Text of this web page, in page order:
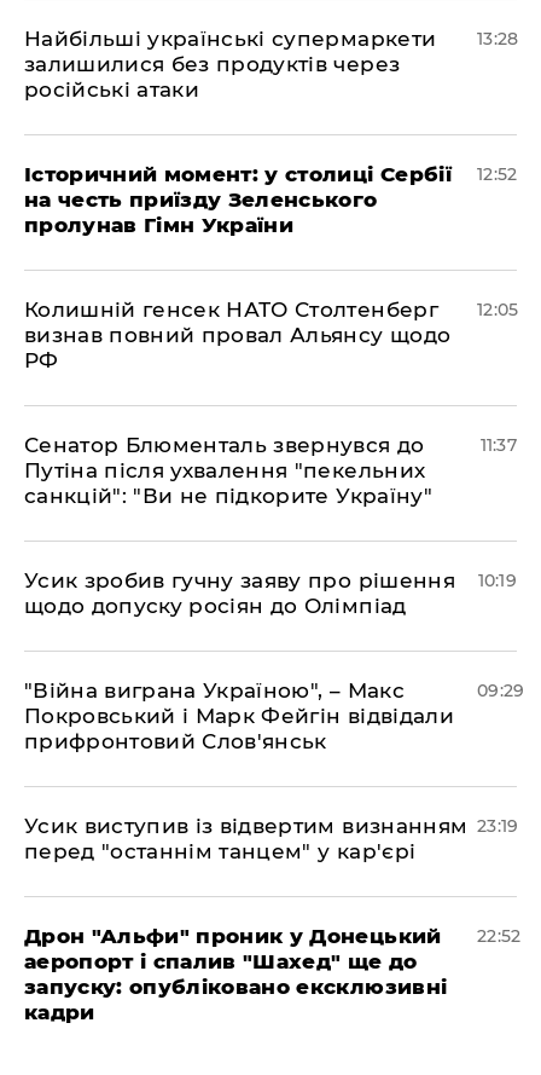
Найбільші українські супермаркети
залишилися без продуктів через
російські атаки
13:28
Історичний момент: у столиці Сербії
на честь приїзду Зеленського
пролунав Гімн України
12:52
Колишній генсек НАТО Столтенберг
визнав повний провал Альянсу щодо
РФ
12:05
Сенатор Блюменталь звернувся до
Путіна після ухвалення "пекельних
санкцій": "Ви не підкорите Україну"
11:37
Усик зробив гучну заяву про рішення
щодо допуску росіян до Олімпіад
10:19
"Війна виграна Україною", – Макс
Покровський і Марк Фейгін відвідали
прифронтовий Слов'янськ
09:29
​Усик виступив із відвертим визнанням
перед "останнім танцем" у кар'єрі
23:19
​Дрон "Альфи" проник у Донецький
аеропорт і спалив "Шахед" ще до
запуску: опубліковано ексклюзивні
кадри
22:52